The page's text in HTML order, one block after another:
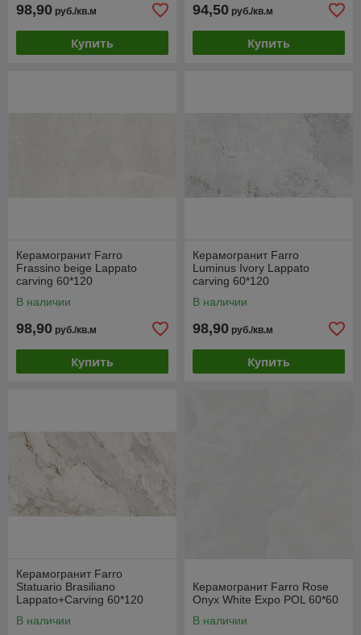
98,90 руб./кв.м
Купить
94,50 руб./кв.м
Купить
Керамогранит Farro
Frassino beige Lappato
carving 60*120
В наличии
98,90 руб./кв.м
Купить
Керамогранит Farro
Luminus Ivory Lappato
carving 60*120
В наличии
98,90 руб./кв.м
Купить
Керамогранит Farro
Statuario Brasiliano
Lappato+Carving 60*120
В наличии
Керамогранит Farro Rose
Onyx White Expo POL 60*60
В наличии